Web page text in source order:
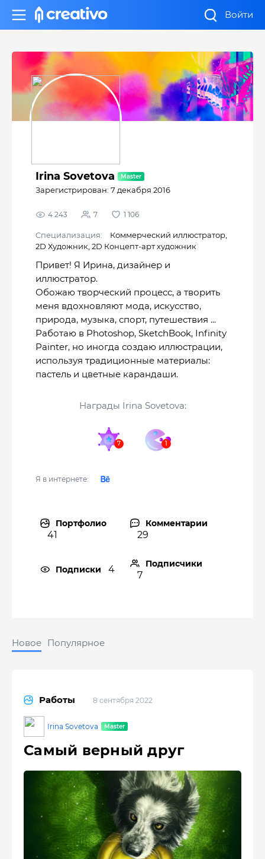
Войти
Irina Sovetova
Зарегистрирован: 7 декабря 2016
4 243 7 1 106
Cпециализация: Коммерческий иллюстратор,
2D Художник, 2D Концепт-арт художник
Привет! Я Ирина, дизайнер и
иллюстратор.
Обожаю творческий процесс, а творить
меня вдохновляют мода, искусство,
природа, музыка, спорт, путешествия ...
Работаю в Photoshop, SketchBook, Infinity
Painter, но иногда создаю иллюстрации,
используя традиционные материалы:
пастель и цветные карандаши.
Награды Irina Sovetova:
Я в интернете:
Портфолио
41
Комментарии
29
Подписки 4 Подписчики
7
Новое Популярное
Работы 8 сентября 2022
Irina Sovetova
Самый верный друг